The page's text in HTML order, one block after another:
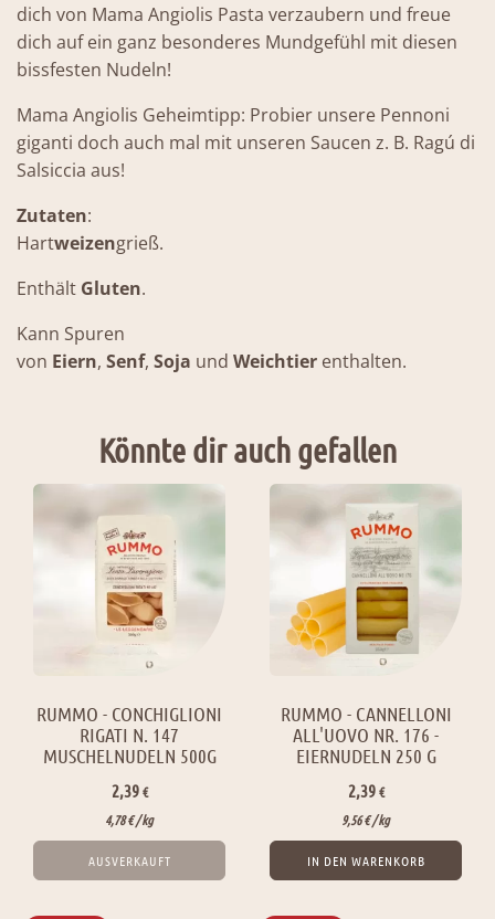
dich von Mama Angiolis Pasta verzaubern und freue
dich auf ein ganz besonderes Mundgefühl mit diesen
bissfesten Nudeln!
Mama Angiolis Geheimtipp: Probier unsere Pennoni
giganti doch auch mal mit unseren Saucen z. B. Ragú di
Salsiccia aus!
Zutaten:
Hartweizengrieß.
Enthält Gluten.
Kann Spuren
von Eiern, Senf, Soja und Weichtier enthalten.
Könnte dir auch gefallen
RUMMO - CONCHIGLIONI
RIGATI N. 147
MUSCHELNUDELN 500G
2,39€
4,78€/ kg
AUSVERKAUFT
RUMMO - CANNELLONI
ALL'UOVO NR. 176 -
EIERNUDELN 250 G
2,39€
9,56€/ kg
IN DEN WARENKORB